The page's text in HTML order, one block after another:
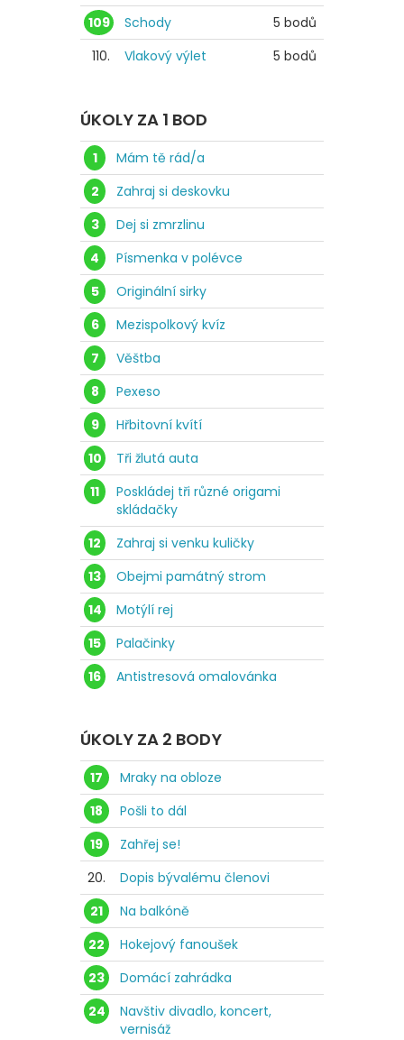
109
Schody
5 bodů
110.
Vlakový výlet 5 bodů
ÚKOLY ZA 1 BOD
1
Mám tě rád/a
2
Zahraj si deskovku
3
Dej si zmrzlinu
4
Písmenka v polévce
5
Originální sirky
6
Mezispolkový kvíz
7
Věštba
8
Pexeso
9
Hřbitovní kvítí
10
Tři žlutá auta
11
Poskládej tři různé origami
skládačky
12
Zahraj si venku kuličky
13
Obejmi památný strom
14
Motýlí rej
15
Palačinky
16
Antistresová omalovánka
ÚKOLY ZA 2 BODY
17
Mraky na obloze
18
Pošli to dál
19
Zahřej se!
20.
Dopis bývalému členovi
21
Na balkóně
22
Hokejový fanoušek
23
Domácí zahrádka
24
Navštiv divadlo, koncert,
vernisáž